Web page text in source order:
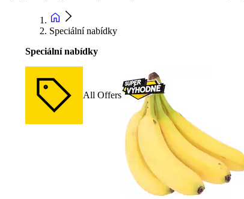
Speciální nabídky
Speciální nabídky
All Offers